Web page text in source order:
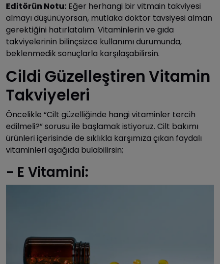
Editörün Notu: Eğer herhangi bir vitmain takviyesi
almayı düşünüyorsan, mutlaka doktor tavsiyesi alman
gerektiğini hatırlatalım. Vitaminlerin ve gıda
takviyelerinin bilinçsizce kullanımı durumunda,
beklenmedik sonuçlarla karşılaşabilirsin.
Cildi Güzelleştiren Vitamin
Takviyeleri
Öncelikle “Cilt güzelliğinde hangi vitaminler tercih
edilmeli?” sorusu ile başlamak istiyoruz. Cilt bakımı
ürünleri içerisinde de sıklıkla karşımıza çıkan faydalı
vitaminleri aşağıda bulabilirsin;
- E Vitamini: